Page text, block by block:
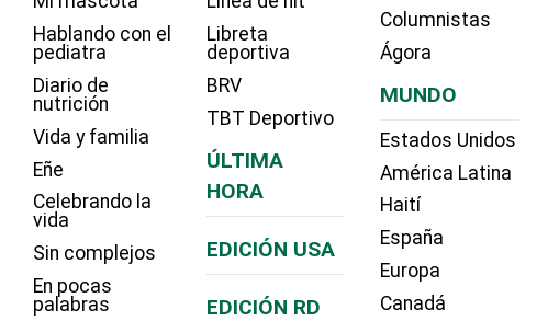
Hablando con el
pediatra
Diario de
nutrición
Vida y familia
Eñe
Celebrando la
vida
Sin complejos
En pocas
palabras
Libreta
deportiva
BRV
TBT Deportivo
ÚLTIMA
HORA
EDICIÓN USA
EDICIÓN RD
Columnistas
Ágora
MUNDO
Estados Unidos
América Latina
Haití
España
Europa
Canadá